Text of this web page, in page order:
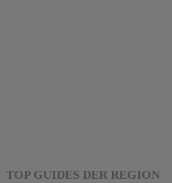
TOP GUIDES DER REGION